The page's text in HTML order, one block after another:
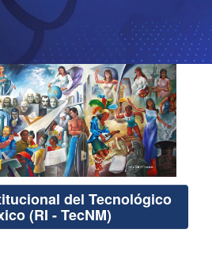
del Tecnológico
(RI - TecNM)